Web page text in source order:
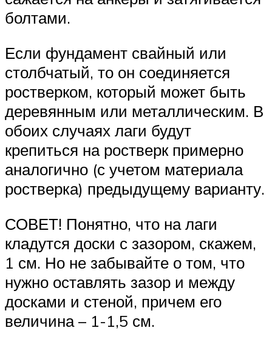
болтами.
Если фундамент свайный или
столбчатый, то он соединяется
ростверком, который может быть
деревянным или металлическим. В
обоих случаях лаги будут
крепиться на ростверк примерно
аналогично (с учетом материала
ростверка) предыдущему варианту.
СОВЕТ! Понятно, что на лаги
кладутся доски с зазором, скажем,
1 см. Но не забывайте о том, что
нужно оставлять зазор и между
досками и стеной, причем его
величина – 1-1,5 см.